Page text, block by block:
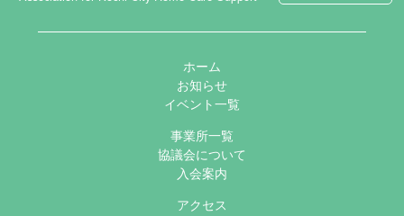
ホーム
お知らせ
イベント一覧
事業所一覧
協議会について
入会案内
アクセス